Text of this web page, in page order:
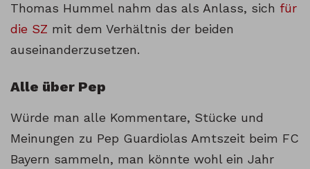
Thomas Hummel nahm das als Anlass, sich für
die SZ mit dem Verhältnis der beiden
auseinanderzusetzen.
Alle über Pep
Würde man alle Kommentare, Stücke und
Meinungen zu Pep Guardiolas Amtszeit beim FC
Bayern sammeln, man könnte wohl ein Jahr